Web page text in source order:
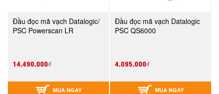
Đầu đọc mã vạch Datalogic/
PSC Powerscan LR
14,490,000₫
MUA NGAY
Đầu đọc mã vạch Datalogic
PSC QS6000
4,095,000₫
MUA NGAY